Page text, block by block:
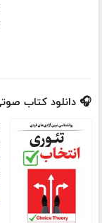
🎧 دانلود کتاب